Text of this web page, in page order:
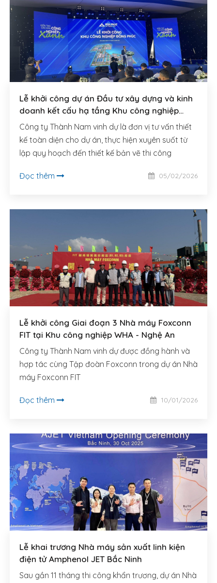
Lễ khởi công dự án Đầu tư xây dựng và kinh
doanh kết cấu hạ tầng Khu công nghiệp
Đồng Phúc (Bắc Ninh)
Công ty Thành Nam vinh dự là đơn vị tư vấn thiết
kế toàn diện cho dự án, thực hiện xuyên suốt từ
lập quy hoạch đến thiết kế bản vẽ thi công
Đọc thêm 05/02/2026
Lễ khởi công Giai đoạn 3 Nhà máy Foxconn
FIT tại Khu công nghiệp WHA - Nghệ An
Công ty Thành Nam vinh dự được đồng hành và
hợp tác cùng Tập đoàn Foxconn trong dự án Nhà
máy Foxconn FIT
Đọc thêm 10/01/2026
Lễ khai trương Nhà máy sản xuất linh kiện
điện tử Amphenol JET Bắc Ninh
Sau gần 11 tháng thi công khẩn trương, dự án Nhà